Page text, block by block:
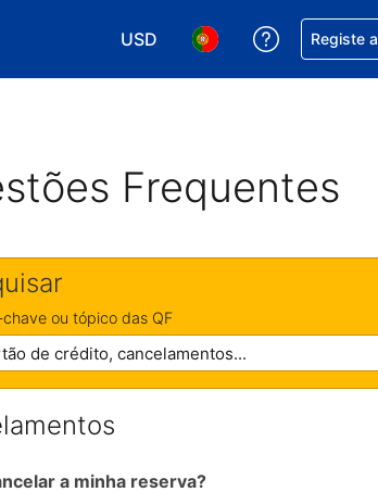
USD
Escolha a sua moeda. A sua
Escolha o seu
Obtenha
Registe
Frequentes
ou tópico das QF
a minha reserva?